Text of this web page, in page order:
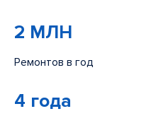
2 МЛН
Ремонтов в год
4 года